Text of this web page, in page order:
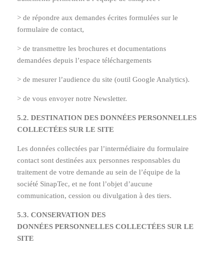
> de répondre aux demandes écrites formulées sur le
formulaire de contact,
> de transmettre les brochures et documentations
demandées depuis l’espace téléchargements
> de mesurer l’audience du site (outil Google Analytics).
> de vous envoyer notre Newsletter.
5.2. DESTINATION DES DONNÉES PERSONNELLES
COLLECTÉES SUR LE SITE
Les données collectées par l’intermédiaire du formulaire
contact sont destinées aux personnes responsables du
traitement de votre demande au sein de l’équipe de la
société SinapTec, et ne font l’objet d’aucune
communication, cession ou divulgation à des tiers.
5.3. CONSERVATION DES
DONNÉES PERSONNELLES COLLECTÉES SUR LE
SITE